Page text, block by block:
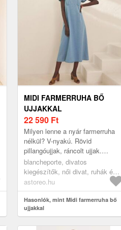
MIDI FARMERRUHA BŐ
UJJAKKAL
22 590 Ft
Milyen lenne a nyár farmerruha
nélkül? V-nyakú. Rövid
pillangóujjak, ráncolt ujjak.
Lekerekített szabású ruha a mell
alatt elöl + középen ráncolt r...
blancheporte, divatos
kiegészítők, női divat, ruhák és
szoknyák, ruhák, farmer ruhák
astoreo.hu
Hasonlók, mint Midi farmerruha bő
ujjakkal